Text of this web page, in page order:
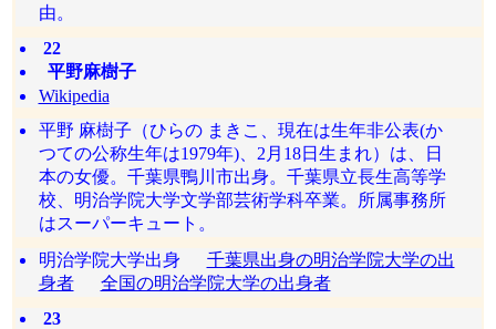
由。
22
平野麻樹子
Wikipedia
平野 麻樹子（ひらの まきこ、現在は生年非公表(か
つての公称生年は1979年)、2月18日生まれ）は、日
本の女優。千葉県鴨川市出身。千葉県立長生高等学
校、明治学院大学文学部芸術学科卒業。所属事務所
はスーパーキュート。
明治学院大学出身 千葉県出身の明治学院大学の出
身者
全国の明治学院大学の出身者
23